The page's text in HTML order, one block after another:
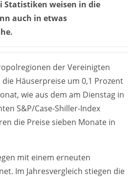
Statistiken weisen in die
auch in etwas
der Vereinigten
Häuserpreise um 0,1 Prozent
wie aus dem am Dienstag in
S&P/Case-Shiller-Index
die Preise sieben Monate in
mit einem erneuten
Im Jahresvergleich stiegen die